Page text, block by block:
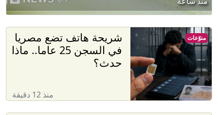
شريحة هاتف تضع مصريا
في السجن 25 عاما.. ماذا
حدث؟
منذ 12 دقيقة
منوّعات